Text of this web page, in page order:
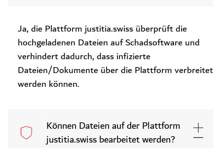
Ja, die Plattform justitia.swiss überprüft die
hochgeladenen Dateien auf Schadsoftware und
verhindert dadurch, dass infizierte
Dateien/Dokumente über die Plattform verbreitet
werden können.
Können Dateien auf der Plattform
justitia.swiss bearbeitet werden?